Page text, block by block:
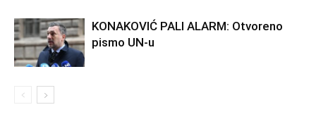
KONAKOVIĆ PALI ALARM: Otvoreno
pismo UN-u